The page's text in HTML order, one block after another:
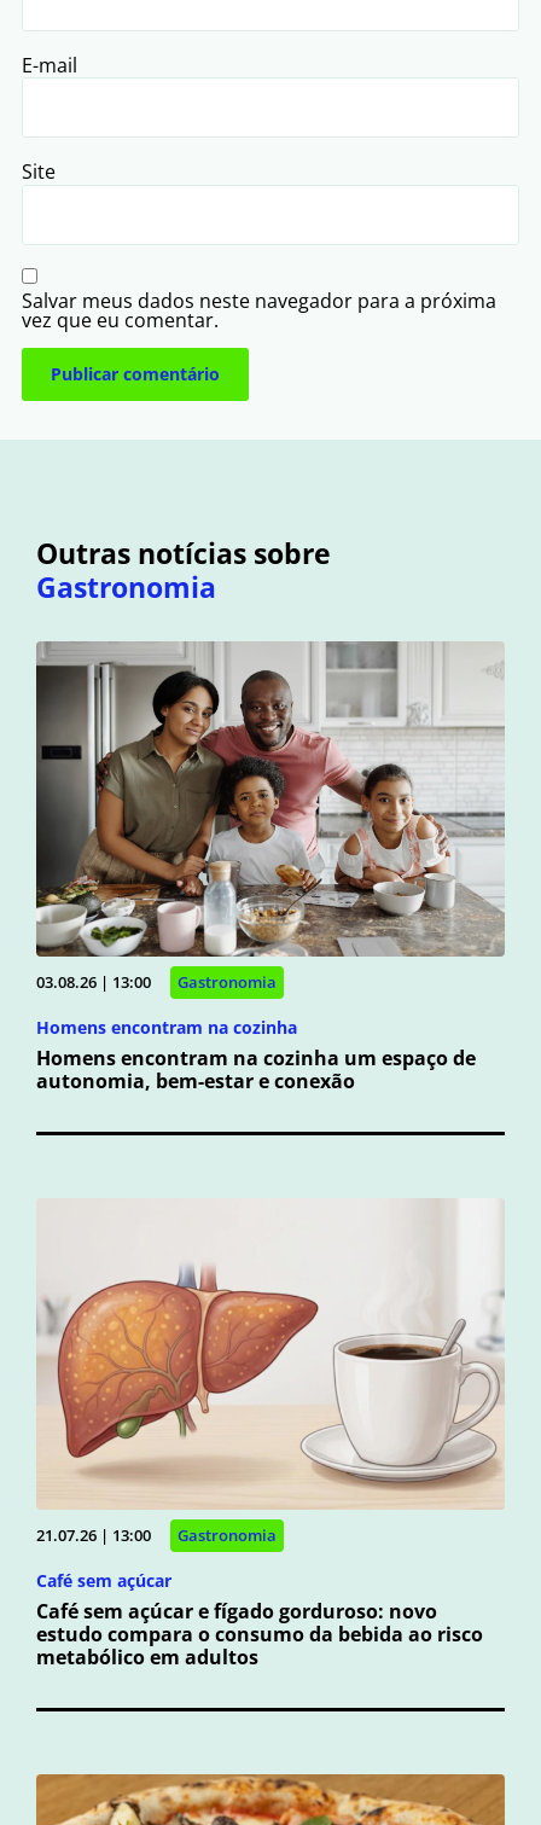
E-mail
Site
Salvar meus dados neste navegador para a próxima
vez que eu comentar.
Outras notícias sobre
Gastronomia
03.08.26 | 13:00 Gastronomia
Homens encontram na cozinha
Homens encontram na cozinha um espaço de
autonomia, bem-estar e conexão
21.07.26 | 13:00 Gastronomia
Café sem açúcar
Café sem açúcar e fígado gorduroso: novo
estudo compara o consumo da bebida ao risco
metabólico em adultos